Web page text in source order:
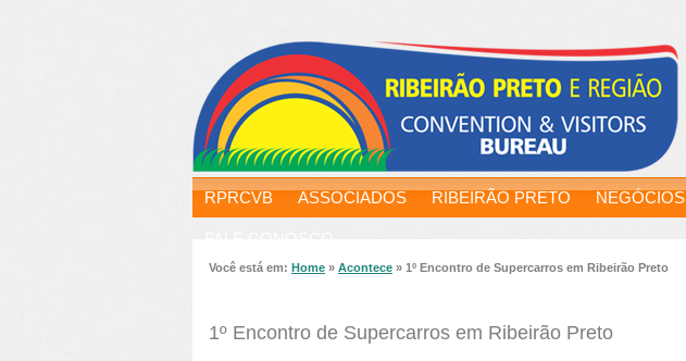
RPRCVB ASSOCIADOS RIBEIRÃO PRETO NEGÓCIOS
Você está em: Home » Acontece » 1º Encontro de Supercarros em Ribeirão Preto
1º Encontro de Supercarros em Ribeirão Preto